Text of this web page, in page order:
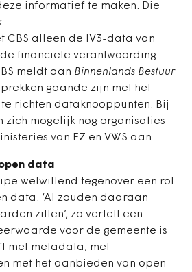
informatief te maken. Die
CBS alleen de IV3-data van
financiële verantwoording
meldt aan Binnenlands Bestuur
gaande zijn met het
richten dataknooppunten. Bij
zich mogelijk nog organisaties
van EZ en VWS aan.
data
welwillend tegenover een rol
data. ‘Al zouden daaraan
zitten’, zo vertelt een
voor de gemeente is
met metadata, met
met het aanbieden van open